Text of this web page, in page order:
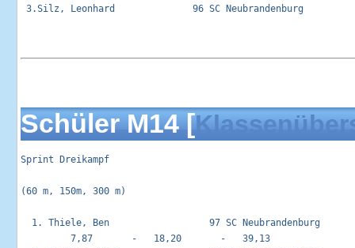
3.Silz, Leonhard              96 SC Neubrandenburg
Schüler M14 [
Sprint Dreikampf
(60 m, 150m, 300 m)
1. Thiele, Ben                  97 SC Neubrandenburg
         7,87       -   18,20       -   39,13